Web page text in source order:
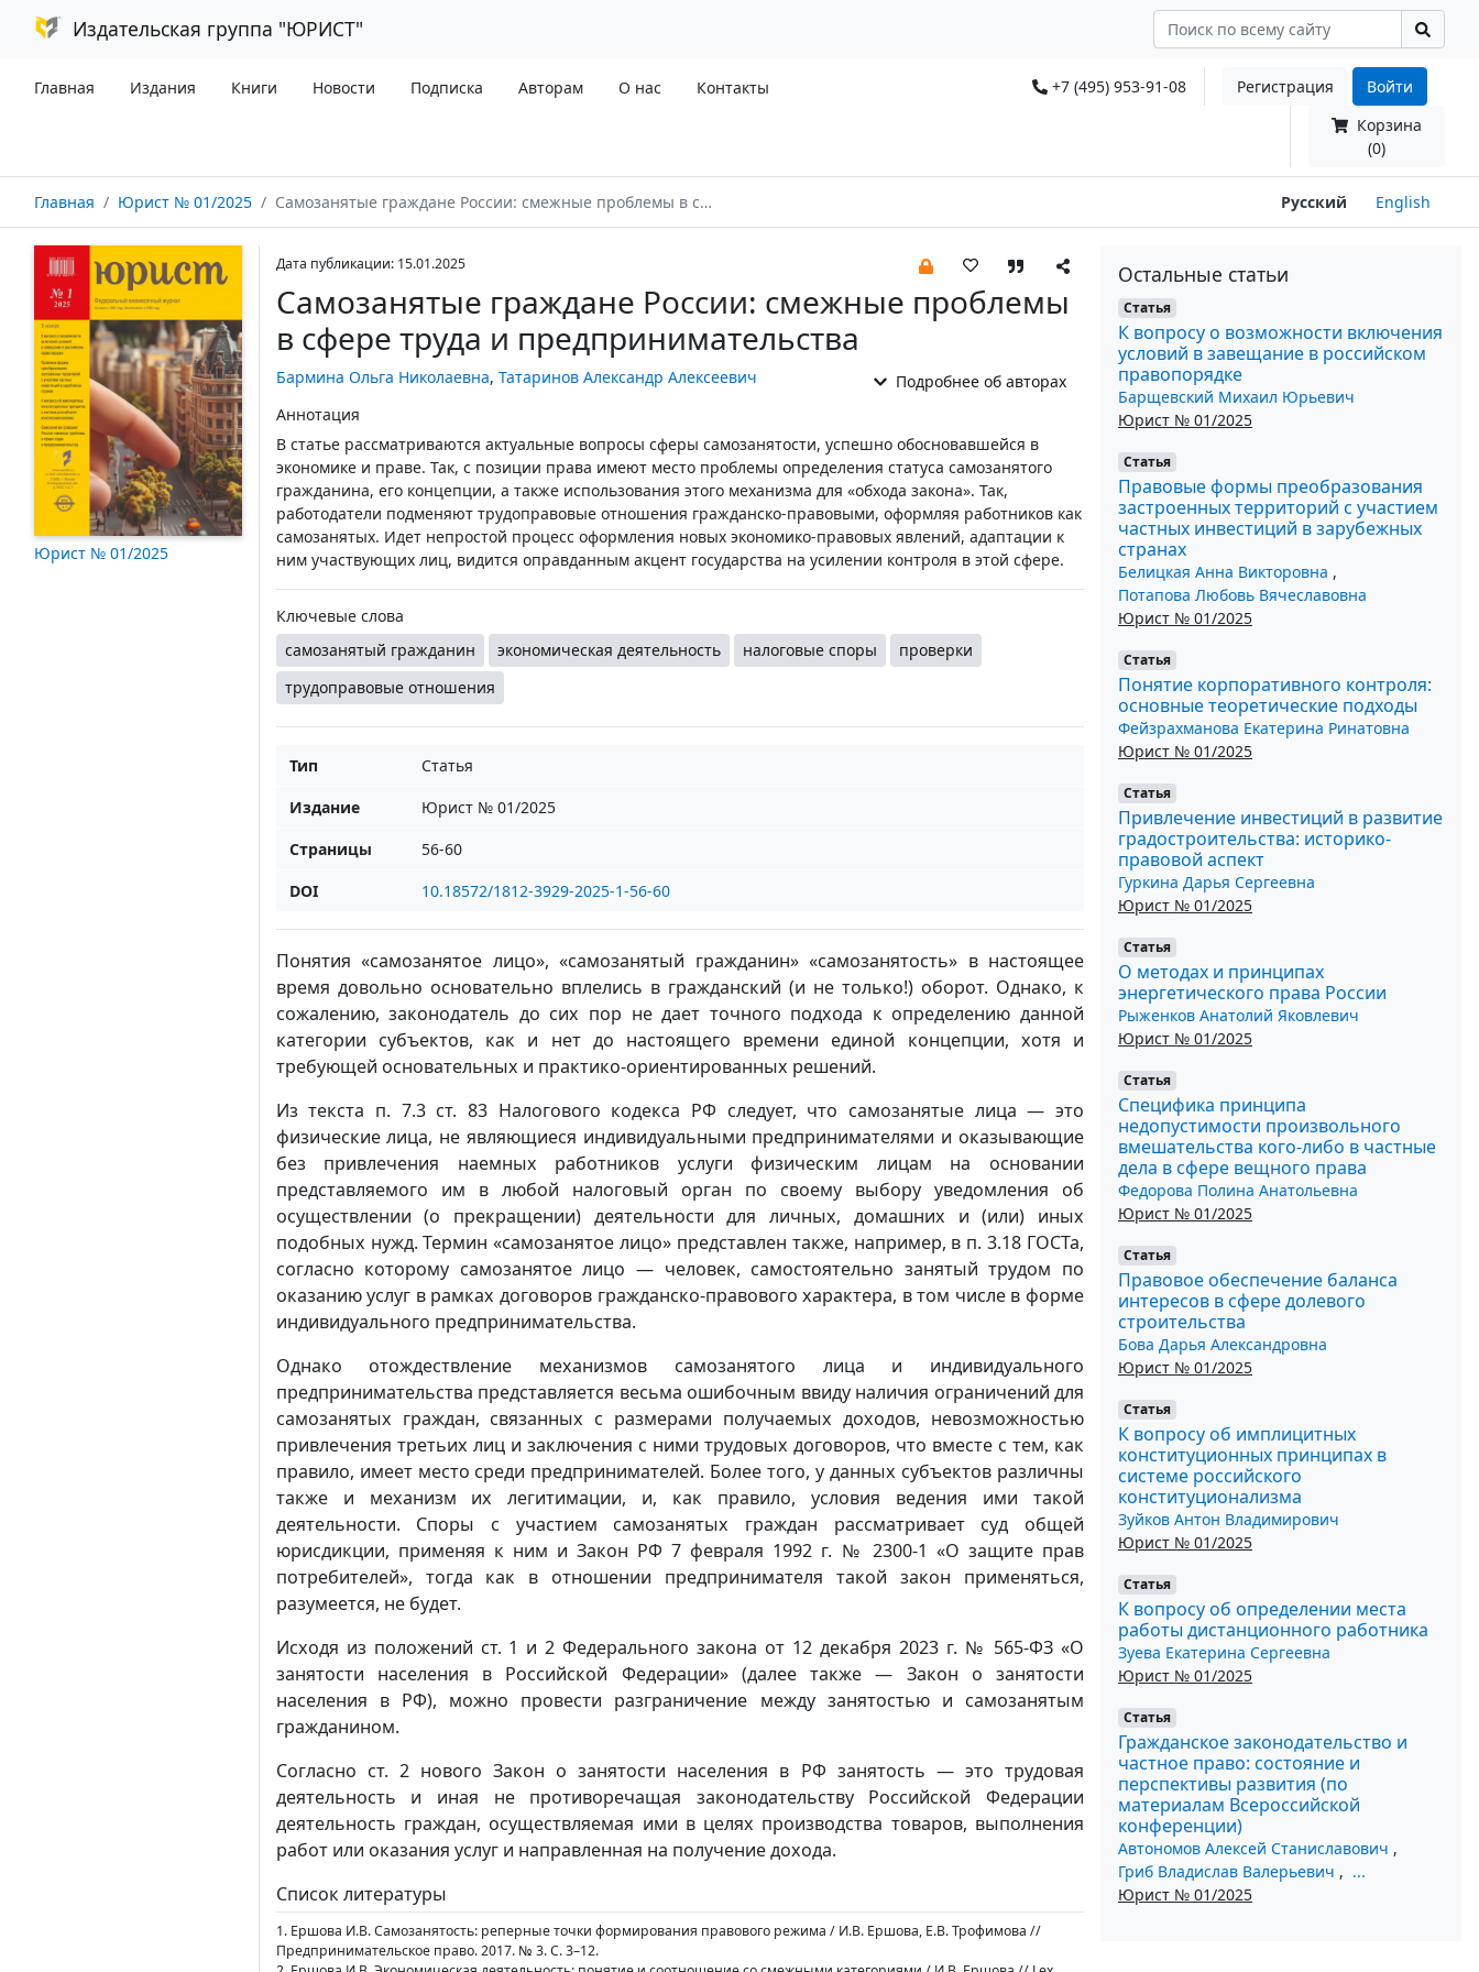
Издательская группа "ЮРИСТ"
Главная Издания Книги Новости Подписка Авторам О нас Контакты +7 (495) 953-91-08 Регистрация
Войти
Корзина
(0)
Главная Юрист № 01/2025 Самозанятые граждане России: смежные проблемы в сфере труда и предпринимательства Русский English
Юрист № 01/2025
Дата публикации: 15.01.2025
Самозанятые граждане России: смежные проблемы
в сфере труда и предпринимательства
Бармина Ольга Николаевна, Татаринов Александр Алексеевич
Подробнее об авторах
Аннотация
В статье рассматриваются актуальные вопросы сферы самозанятости, успешно обосновавшейся в
экономике и праве. Так, с позиции права имеют место проблемы определения статуса самозанятого
гражданина, его концепции, а также использования этого механизма для «обхода закона». Так,
работодатели подменяют трудоправовые отношения гражданско-правовыми, оформляя работников как
самозанятых. Идет непростой процесс оформления новых экономико-правовых явлений, адаптации к
ним участвующих лиц, видится оправданным акцент государства на усилении контроля в этой сфере.
Ключевые слова
самозанятый гражданин
экономическая деятельность налоговые споры
проверки
трудоправовые отношения
Тип
Статья
Издание
Юрист № 01/2025
Страницы
56-60
DOI
10.18572/1812-3929-2025-1-56-60
Понятия «самозанятое лицо», «самозанятый гражданин» «самозанятость» в настоящее
время довольно основательно вплелись в гражданский (и не только!) оборот. Однако, к
сожалению, законодатель до сих пор не дает точного подхода к определению данной
категории субъектов, как и нет до настоящего времени единой концепции, хотя и
требующей основательных и практико-ориентированных решений.
Из текста п. 7.3 ст. 83 Налогового кодекса РФ следует, что самозанятые лица — это
физические лица, не являющиеся индивидуальными предпринимателями и оказывающие
без привлечения наемных работников услуги физическим лицам на основании
представляемого им в любой налоговый орган по своему выбору уведомления об
осуществлении (о прекращении) деятельности для личных, домашних и (или) иных
подобных нужд. Термин «самозанятое лицо» представлен также, например, в п. 3.18 ГОСТа,
согласно которому самозанятое лицо — человек, самостоятельно занятый трудом по
оказанию услуг в рамках договоров гражданско-правового характера, в том числе в форме
индивидуального предпринимательства.
Однако отождествление механизмов самозанятого лица и индивидуального
предпринимательства представляется весьма ошибочным ввиду наличия ограничений для
самозанятых граждан, связанных с размерами получаемых доходов, невозможностью
привлечения третьих лиц и заключения с ними трудовых договоров, что вместе с тем, как
правило, имеет место среди предпринимателей. Более того, у данных субъектов различны
также и механизм их легитимации, и, как правило, условия ведения ими такой
деятельности. Споры с участием самозанятых граждан рассматривает суд общей
юрисдикции, применяя к ним и Закон РФ 7 февраля 1992 г. № 2300-1 «О защите прав
потребителей», тогда как в отношении предпринимателя такой закон применяться,
разумеется, не будет.
Исходя из положений ст. 1 и 2 Федерального закона от 12 декабря 2023 г. № 565-ФЗ «О
занятости населения в Российской Федерации» (далее также — Закон о занятости
населения в РФ), можно провести разграничение между занятостью и самозанятым
гражданином.
Согласно ст. 2 нового Закон о занятости населения в РФ занятость — это трудовая
деятельность и иная не противоречащая законодательству Российской Федерации
деятельность граждан, осуществляемая ими в целях производства товаров, выполнения
работ или оказания услуг и направленная на получение дохода.
Список литературы
1. Ершова И.В. Самозанятость: реперные точки формирования правового режима / И.В. Ершова, Е.В. Трофимова //
Предпринимательское право. 2017. № 3. С. 3–12.
Остальные статьи
Статья
К вопросу о возможности включения
условий в завещание в российском
правопорядке
Барщевский Михаил Юрьевич
Юрист № 01/2025
Статья
Правовые формы преобразования
застроенных территорий с участием
частных инвестиций в зарубежных
странах
Белицкая Анна Викторовна ,
Потапова Любовь Вячеславовна
Юрист № 01/2025
Статья
Понятие корпоративного контроля:
основные теоретические подходы
Фейзрахманова Екатерина Ринатовна
Юрист № 01/2025
Статья
Привлечение инвестиций в развитие
градостроительства: историко-
правовой аспект
Гуркина Дарья Сергеевна
Юрист № 01/2025
Статья
О методах и принципах
энергетического права России
Рыженков Анатолий Яковлевич
Юрист № 01/2025
Статья
Специфика принципа
недопустимости произвольного
вмешательства кого-либо в частные
дела в сфере вещного права
Федорова Полина Анатольевна
Юрист № 01/2025
Статья
Правовое обеспечение баланса
интересов в сфере долевого
строительства
Бова Дарья Александровна
Юрист № 01/2025
Статья
К вопросу об имплицитных
конституционных принципах в
системе российского
конституционализма
Зуйков Антон Владимирович
Юрист № 01/2025
Статья
К вопросу об определении места
работы дистанционного работника
Зуева Екатерина Сергеевна
Юрист № 01/2025
Статья
Гражданское законодательство и
частное право: состояние и
перспективы развития (по
материалам Всероссийской
конференции)
Автономов Алексей Станиславович ,
Гриб Владислав Валерьевич , ...
Юрист № 01/2025